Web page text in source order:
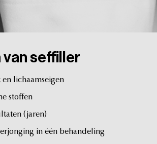
van seffiller
en lichaamseigen
stoffen
(jaren)
in één behandeling